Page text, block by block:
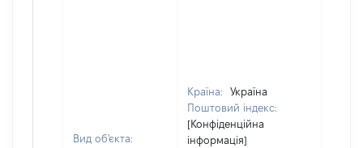
Вид об'єкта:
Країна:
Україна
Поштовий індекс:
[Конфіденційна
інформація]